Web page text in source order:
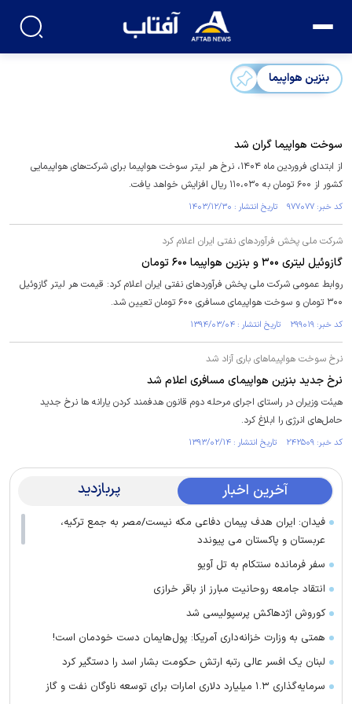
بنزین هواپیما
سوخت هواپیما گران شد
از ابتدای فروردین ماه ۱۴۰۴، نرخ هر لیتر سوخت هواپیما برای شرکت‌های هواپیمایی
کشور از ۶۰۰ تومان به ۱۱۰،۰۳۰ ریال افزایش خواهد یافت.
کد خبر: ۹۷۷۰۷۷ تاریخ انتشار : ۱۴۰۳/۱۲/۳۰
شرکت ملی پخش فرآوردهای نفتی ایران اعلام کرد
گازوئیل لیتری ۳۰۰ و بنزین هواپیما ۶۰۰ تومان
روابط عمومی شرکت ملی پخش فرآوردهای نفتی ایران اعلام کرد: قیمت هر لیتر گازوئیل
۳۰۰ تومان و سوخت هواپیمای مسافری ۶۰۰ تومان تعیین شد.
کد خبر: ۲۹۹۰۱۹ تاریخ انتشار : ۱۳۹۴/۰۳/۰۴
نرخ سوخت هواپیماهای باری آزاد شد
نرخ جدید بنزین هواپیمای مسافری اعلام شد
هیئت وزیران در راستای اجرای مرحله دوم قانون هدفمند کردن یارانه ها نرخ جدید
حامل‌های انرژی را ابلاغ کرد.
کد خبر: ۲۴۲۵۰۹ تاریخ انتشار : ۱۳۹۳/۰۲/۱۴
آخرین اخبار پربازدید
فیدان: ایران هدف پیمان دفاعی مکه نیست/مصر به جمع ترکیه،
عربستان و پاکستان می پیوندد
سفر فرمانده سنتکام به تل آویو
انتقاد جامعه روحانیت مبارز از باقر خرازی
کوروش اژدهاکش پرسپولیسی شد
همتی به وزارت خزانه‌داری آمریکا: پول‌هایمان دست خودمان است!
لبنان یک افسر عالی رتبه ارتش حکومت بشار اسد را دستگیر کرد
سرمایه‌گذاری ۱.۳ میلیارد دلاری امارات برای توسعه ناوگان نفت و گاز